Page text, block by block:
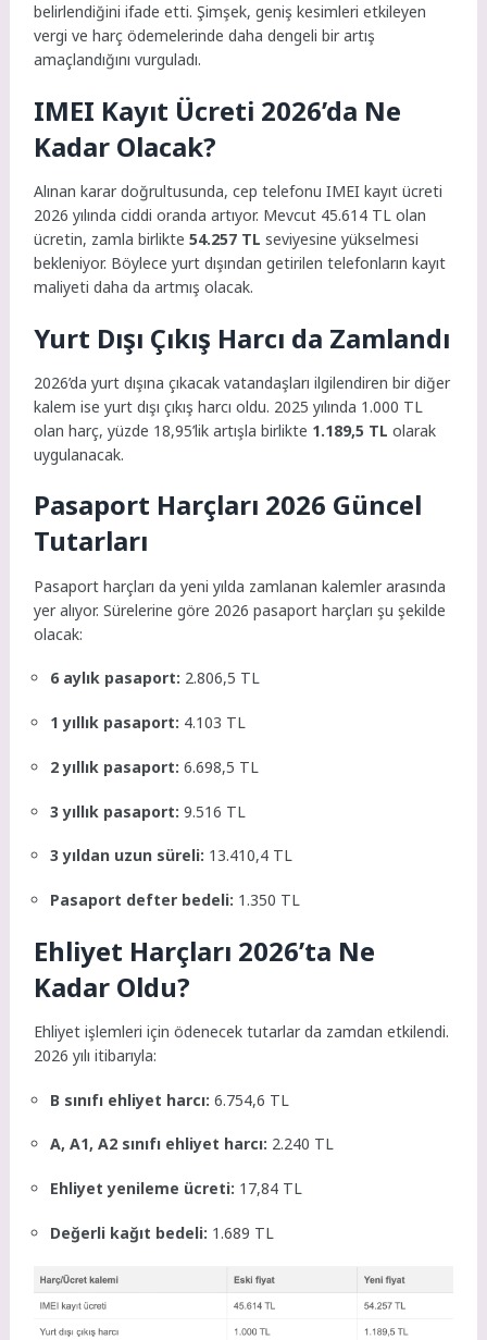
belirlendiğini ifade etti. Şimşek, geniş kesimleri etkileyen
vergi ve harç ödemelerinde daha dengeli bir artış
amaçlandığını vurguladı.
IMEI Kayıt Ücreti 2026’da Ne
Kadar Olacak?
Alınan karar doğrultusunda, cep telefonu IMEI kayıt ücreti
2026 yılında ciddi oranda artıyor. Mevcut 45.614 TL olan
ücretin, zamla birlikte54.257 TL seviyesine yükselmesi
bekleniyor. Böylece yurt dışından getirilen telefonların kayıt
maliyeti daha da artmış olacak.
Yurt Dışı Çıkış Harcı da Zamlandı
2026’da yurt dışına çıkacak vatandaşları ilgilendiren bir diğer
kalem ise yurt dışı çıkış harcı oldu. 2025 yılında 1.000 TL
olan harç, yüzde 18,95’lik artışla birlikte 1.189,5 TL olarak
uygulanacak.
Pasaport Harçları 2026 Güncel
Tutarları
Pasaport harçları da yeni yılda zamlanan kalemler arasında
yer alıyor. Sürelerine göre 2026 pasaport harçları şu şekilde
olacak:
6 aylık pasaport: 2.806,5 TL
1 yıllık pasaport: 4.103 TL
2 yıllık pasaport: 6.698,5 TL
3 yıllık pasaport: 9.516 TL
3 yıldan uzun süreli: 13.410,4 TL
Pasaport defter bedeli: 1.350 TL
Ehliyet Harçları 2026’ta Ne
Kadar Oldu?
Ehliyet işlemleri için ödenecek tutarlar da zamdan etkilendi.
2026 yılı itibarıyla:
B sınıfı ehliyet harcı: 6.754,6 TL
A, A1, A2 sınıfı ehliyet harcı: 2.240 TL
Ehliyet yenileme ücreti: 17,84 TL
Değerli kağıt bedeli: 1.689 TL